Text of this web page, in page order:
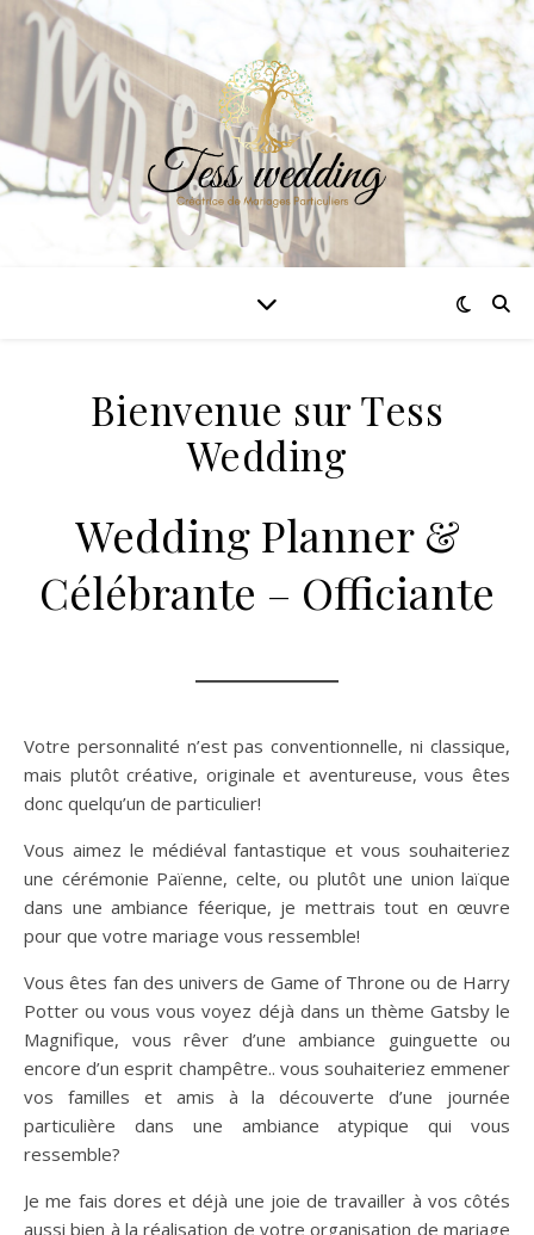
Bienvenue sur Tess
Wedding
Wedding Planner &
Célébrante – Officiante
Votre personnalité n’est pas conventionnelle, ni classique,
mais plutôt créative, originale et aventureuse, vous êtes
donc quelqu’un de particulier!
Vous aimez le médiéval fantastique et vous souhaiteriez
une cérémonie Païenne, celte, ou plutôt une union laïque
dans une ambiance féerique, je mettrais tout en œuvre
pour que votre mariage vous ressemble!
Vous êtes fan des univers de Game of Throne ou de Harry
Potter ou vous vous voyez déjà dans un thème Gatsby le
Magnifique, vous rêver d’une ambiance guinguette ou
encore d’un esprit champêtre.. vous souhaiteriez emmener
vos familles et amis à la découverte d’une journée
particulière dans une ambiance atypique qui vous
ressemble?
Je me fais dores et déjà une joie de travailler à vos côtés
aussi bien à la réalisation de votre organisation de mariage